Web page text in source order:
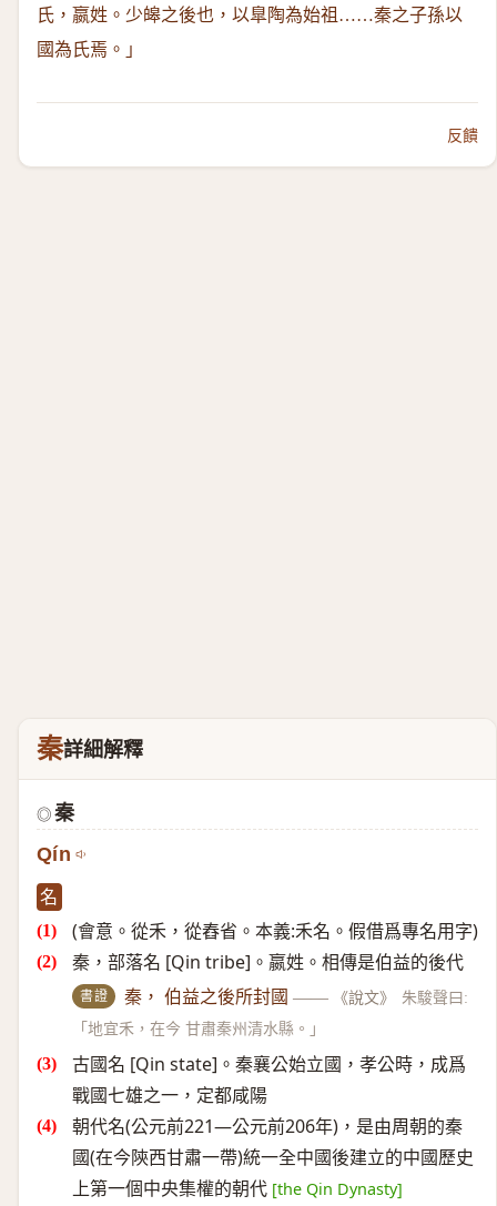
氏，嬴姓。少皞之後也，以臯陶為始祖……秦之子孫以
國為氏焉。」
反饋
秦詳細解釋
◎ 秦
Qín
名
(會意。從禾，從舂省。本義:禾名。假借爲專名用字)
秦，部落名 [Qin tribe]。嬴姓。相傳是伯益的後代
書證 秦， 伯益之後所封國 —— 《說文》
朱駿聲曰:
「地宜禾，在今 甘肅秦州清水縣。」
古國名 [Qin state]。秦襄公始立國，孝公時，成爲
戰國七雄之一，定都咸陽
朝代名(公元前221—公元前206年)，是由周朝的秦
國(在今陝西甘肅一帶)統一全中國後建立的中國歷史
上第一個中央集權的朝代 [the Qin Dynasty]